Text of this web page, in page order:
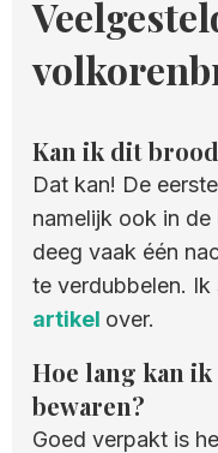
Kan ik dit
Dat kan! De
namelijk ook in
deeg vaak één
te verdubbelen. Ik
artikel over.
Hoe lang kan
bewaren?
Goed verpakt is